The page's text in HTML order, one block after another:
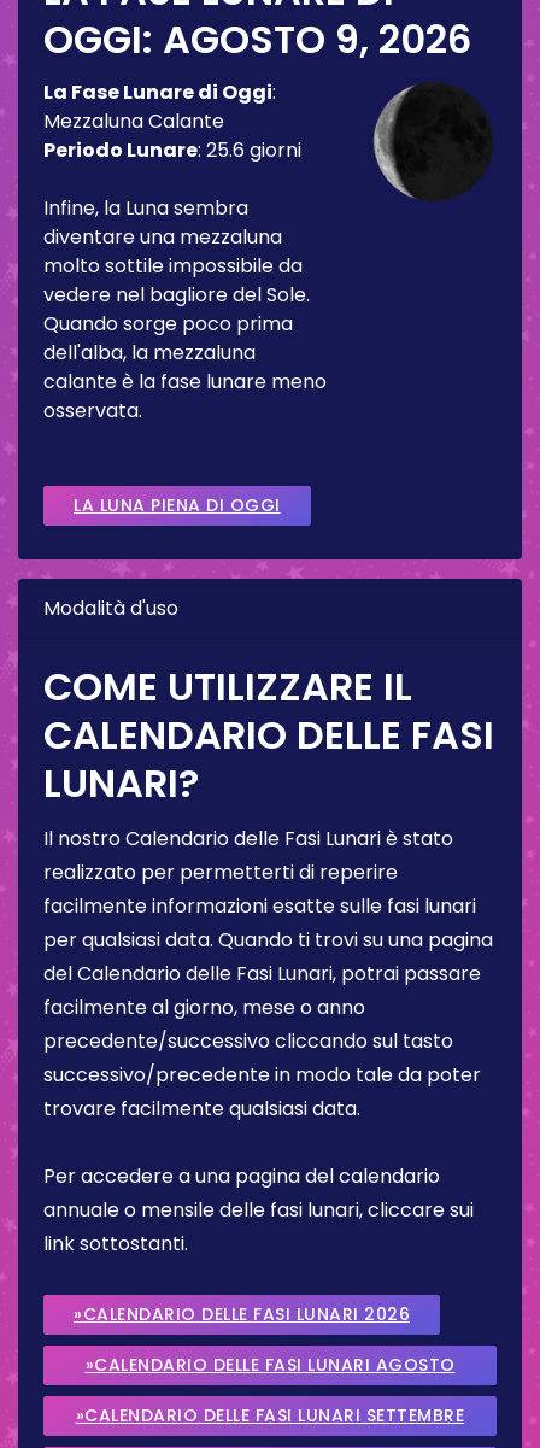
OGGI: AGOSTO 9, 2026
La Fase Lunare di Oggi:
Mezzaluna Calante
Periodo Lunare: 25.6 giorni
Infine, la Luna sembra
diventare una mezzaluna
molto sottile impossibile da
vedere nel bagliore del Sole.
Quando sorge poco prima
dell'alba, la mezzaluna
calante è la fase lunare meno
osservata.
LA LUNA PIENA DI OGGI
Modalità d'uso
COME UTILIZZARE IL
CALENDARIO DELLE FASI
LUNARI?
Il nostro Calendario delle Fasi Lunari è stato
realizzato per permetterti di reperire
facilmente informazioni esatte sulle fasi lunari
per qualsiasi data. Quando ti trovi su una pagina
del Calendario delle Fasi Lunari, potrai passare
facilmente al giorno, mese o anno
precedente/successivo cliccando sul tasto
successivo/precedente in modo tale da poter
trovare facilmente qualsiasi data.
Per accedere a una pagina del calendario
annuale o mensile delle fasi lunari, cliccare sui
link sottostanti.
»CALENDARIO DELLE FASI LUNARI 2026
»CALENDARIO DELLE FASI LUNARI AGOSTO
2026
»CALENDARIO DELLE FASI LUNARI SETTEMBRE